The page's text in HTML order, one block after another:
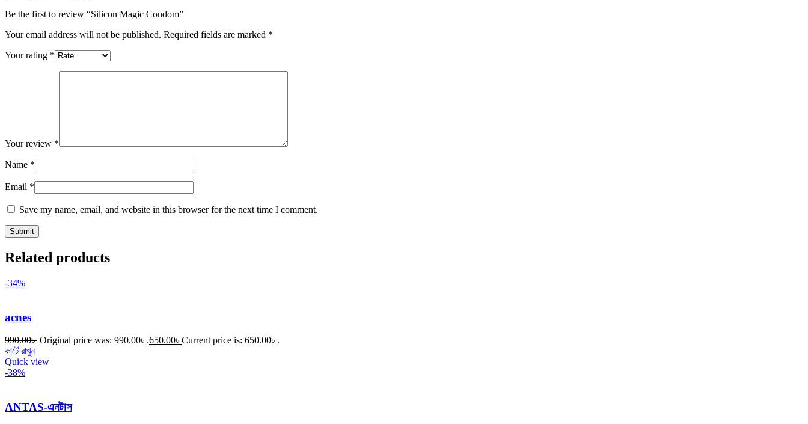
Be the first to review “Silicon Magic Condom”
Your email address will not be published. Required fields are marked *
Your rating *
Your review *
Name *
Email *
Save my name, email, and website in this browser for the next time I comment.
Related products
-34%
acnes
990.00৳ Original price was: 990.00৳ .650.00৳ Current price is: 650.00৳ .
কার্টে রাখুন
Quick view
-38%
ANTAS-এনটাস